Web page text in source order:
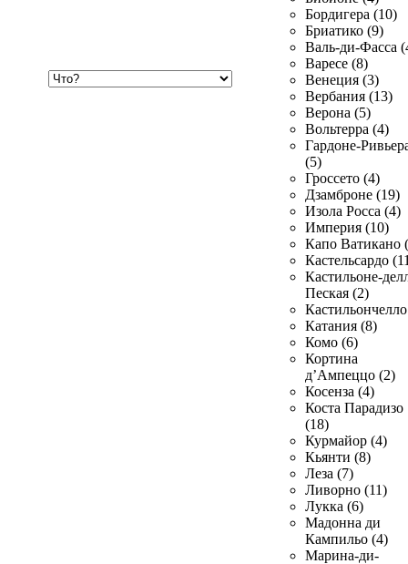
Бордигера (10)
Бриатико (9)
Валь-ди-Фасса
Варесе (8)
Венеция (3)
Вербания (13)
Верона (5)
Вольтерра (4)
Гардоне-
(5)
Гроссето (4)
Дзамброне (19)
Изола Росса (4)
Империя (10)
Капо Ватикано
Кастельсардо
Кастильоне-
Пеская (2)
Катания (8)
Комо (6)
Кортина
д’Ампеццо (2)
Косенза (4)
Коста Парадизо
(18)
Курмайор (4)
Кьянти (8)
Леза (7)
Ливорно (11)
Лукка (6)
Мадонна ди
Кампильо (4)
Марина-ди-